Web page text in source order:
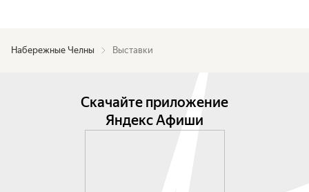
Набережные Челны Выставки
Скачайте приложение
Яндекс Афиши